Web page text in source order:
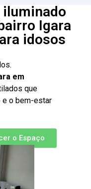
iluminado
Igara
idosos
em
que
e o bem-estar
o Espaço